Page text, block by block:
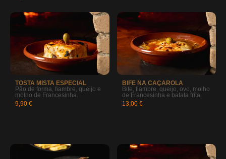
TOSTA MISTA ESPECIAL
Pão de forma, fiambre, queijo e
molho de Francesinha.
9,90 €
BIFE NA CAÇAROLA
Bife, fiambre, queijo, ovo, molho
de Francesinha e batata frita.
13,00 €